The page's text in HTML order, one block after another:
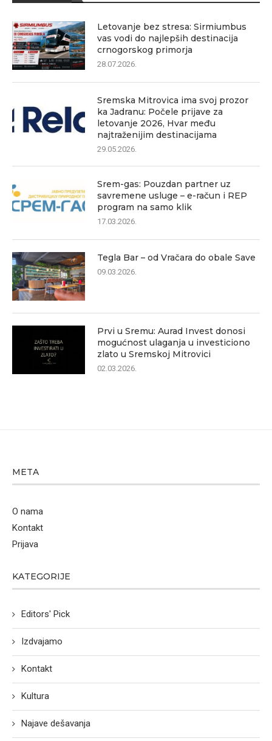
Letovanje bez stresa: Sirmiumbus
vas vodi do najlepših destinacija
crnogorskog primorja
28.07.2026.
Sremska Mitrovica ima svoj prozor
ka Jadranu: Počele prijave za
letovanje 2026, Hvar među
najtraženijim destinacijama
29.05.2026.
Srem-gas: Pouzdan partner uz
savremene usluge – e-račun i REP
program na samo klik
17.03.2026.
Tegla Bar – od Vračara do obale Save
09.03.2026.
Prvi u Sremu: Aurad Invest donosi
mogućnost ulaganja u investiciono
zlato u Sremskoj Mitrovici
02.03.2026.
META
O nama
Kontakt
Prijava
KATEGORIJE
Editors' Pick
Izdvajamo
Kontakt
Kultura
Najave dešavanja